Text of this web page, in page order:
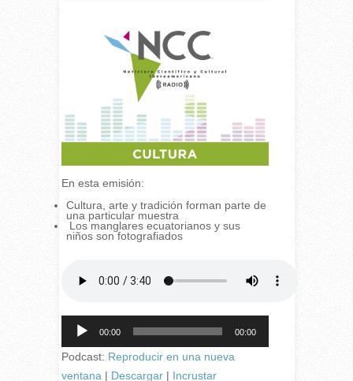
En esta emisión:
Cultura, arte y tradición forman parte de
una particular muestra
Los manglares ecuatorianos y sus
niños son fotografiados
Reproductor
audio
00:00 00:00
Podcast: Reproducir en una nueva
ventana| Descargar| Incrustar